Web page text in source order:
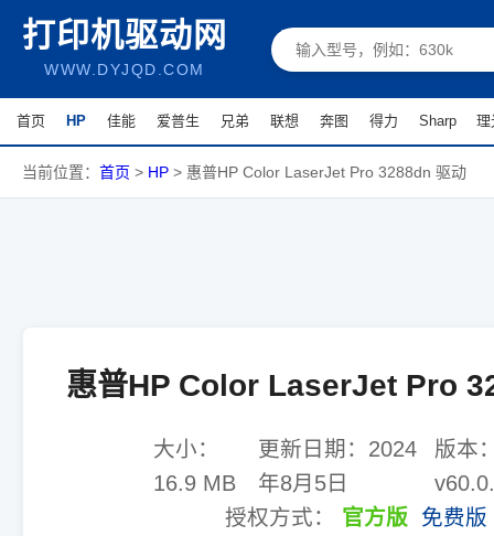
打印机驱动网
WWW.DYJQD.COM
首页 HP 佳能 爱普生 兄弟 联想 奔图 得力 Sharp 理
当前位置： 首页 > HP > 惠普HP Color LaserJet Pro 3288dn 驱动
惠普HP Color LaserJet Pro
大小：
16.9 MB
更新日期： 2024
年8月5日
版本
授权方式： 官方版 免费版